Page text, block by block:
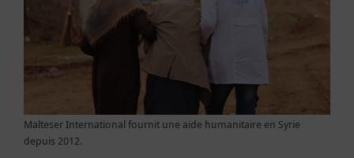
Malteser International fournit une aide humanitaire en Syrie
depuis 2012.